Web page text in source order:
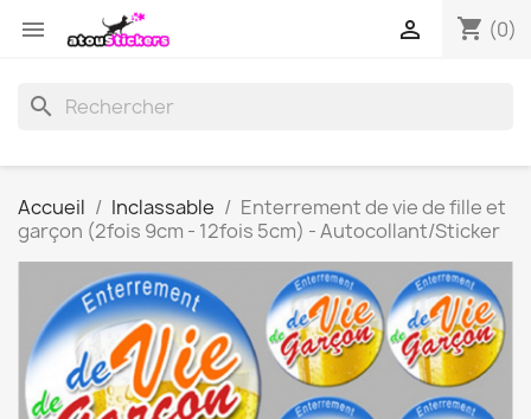
 shopping_cart (0)

search
Accueil Inclassable
Enterrement de vie de fille et
garçon (2fois 9cm - 12fois 5cm) - Autocollant/Sticker